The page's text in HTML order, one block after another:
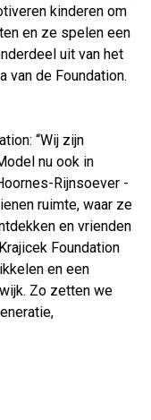
kinderen om
en ze spelen een
uit van het
van de Foundation.
“Wij zijn
nu ook in
Rijnsoever -
ruimte, waar ze
en vrienden
Foundation
en een
Zo zetten we